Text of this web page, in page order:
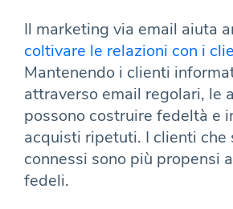
Il marketing via email aiuta
coltivare le relazioni con i
Mantenendo i clienti
attraverso email regolari, le
possono costruire fedeltà e
acquisti ripetuti. I clienti che
connessi sono più propensi
fedeli.